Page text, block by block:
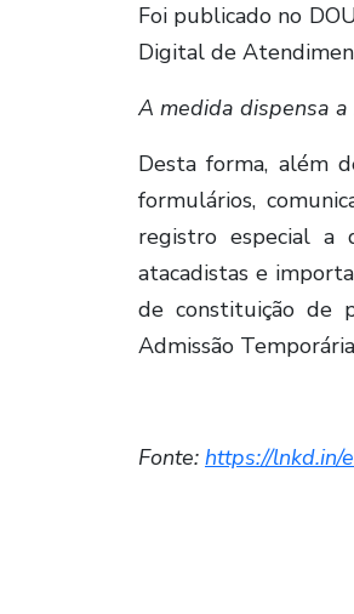
Foi publicado no
Digital de
A medida dispensa
Desta forma, além
formulários,
registro especial a
atacadistas e
de constituição de
Admissão
Fonte: https://lnkd.in/